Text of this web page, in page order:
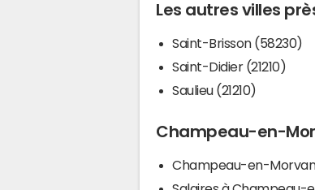
Les autres villes
Saint-Brisson (58230)
Saint-Didier (21210)
Saulieu (21210)
Champeau-en-
Champeau-en-